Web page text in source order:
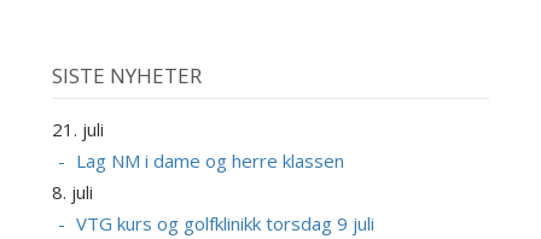
SISTE NYHETER
21. juli
Lag NM i dame og herre klassen
8. juli
VTG kurs og golfklinikk torsdag 9 juli